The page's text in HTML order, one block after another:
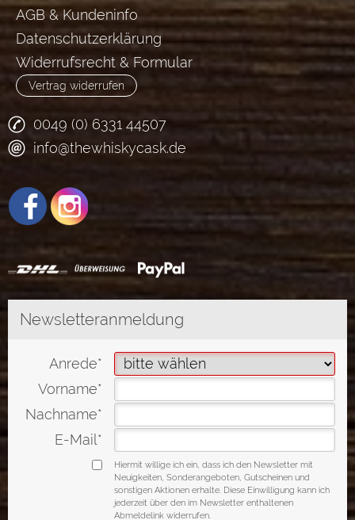
AGB & Kundeninfo
Datenschutzerklärung
Widerrufsrecht & Formular
Vertrag widerrufen
0049 (0) 6331 44507
info@thewhiskycask.de